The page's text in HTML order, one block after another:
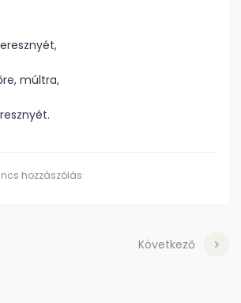
múltra,
hozzászólás
Következő